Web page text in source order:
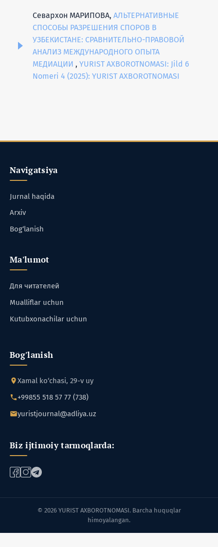
Севархон МАРИПОВА, АЛЬТЕРНАТИВНЫЕ
СПОСОБЫ РАЗРЕШЕНИЯ СПОРОВ В
УЗБЕКИСТАНЕ: СРАВНИТЕЛЬНО-ПРАВОВОЙ
АНАЛИЗ МЕЖДУНАРОДНОГО ОПЫТА
МЕДИАЦИИ , YURIST AXBOROTNOMASI: Jild 6
Nomeri 4 (2025): YURIST AXBOROTNOMASI
Navigatsiya
Jurnal haqida
Arxiv
Bog‘lanish
Ma'lumot
Для читателей
Mualliflar uchun
Kutubxonachilar uchun
Bog'lanish
Xamal ko‘chasi, 29-v uy
+99855 518 57 77 (738)
yuristjournal@adliya.uz
Biz ijtimoiy tarmoqlarda:
© 2026 YURIST AXBOROTNOMASI. Barcha huquqlar
himoyalangan.